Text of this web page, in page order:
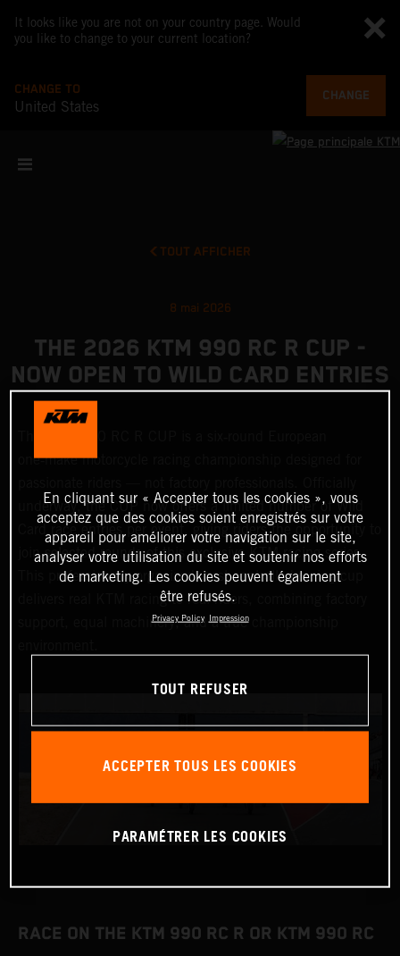
It looks like you are not on your country page. Would
you like to change to your current location?
CHANGE TO
United States
CHANGE
TOUT AFFICHER
8 mai 2026
THE 2026 KTM 990 RC R CUP -
NOW OPEN TO WILD CARD ENTRIES
one‑make motorcycle racing championship designed for
underway, the CUP now offers a limited number of Wild
Card race entries per event, giving riders the opportunity to
join selected rounds of this exclusive KTM racing series.
This professionally organized, cost‑controlled racing cup
delivers real KTM racing to real riders, combining factory
support, equal machinery, and a true championship
RACE ON THE KTM 990 RC R OR KTM 990 RC
En cliquant sur « Accepter tous les cookies », vous
acceptez que des cookies soient enregistrés sur votre
appareil pour améliorer votre navigation sur le site,
analyser votre utilisation du site et soutenir nos efforts
de marketing. Les cookies peuvent également
être refusés.
Privacy Policy Impression
TOUT REFUSER
ACCEPTER TOUS LES COOKIES
PARAMÉTRER LES COOKIES